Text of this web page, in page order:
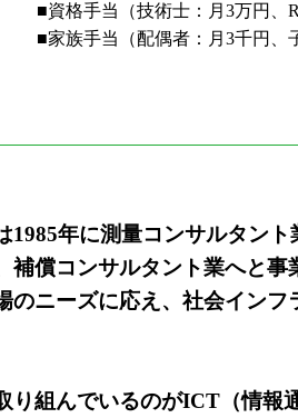
■資格手当（技術士：月3万円、
■家族手当（配偶者：月3千円、
1985年に測量コンサルタン
補償コンサルタント業へと
のニーズに応え、社会イン
り組んでいるのがICT（情報